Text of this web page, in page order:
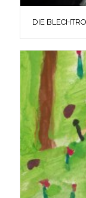
DIE